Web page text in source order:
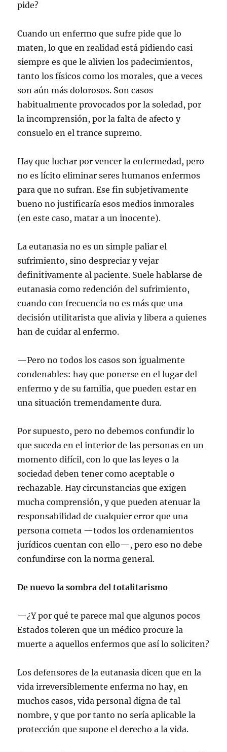
pide?
Cuando un enfermo que sufre pide que lo
maten, lo que en realidad está pidiendo casi
siempre es que le alivien los padecimientos,
tanto los físicos como los morales, que a veces
son aún más dolorosos. Son casos
habitualmente provocados por la soledad, por
la incomprensión, por la falta de afecto y
consuelo en el trance supremo.
Hay que luchar por vencer la enfermedad, pero
no es lícito eliminar seres humanos enfermos
para que no sufran. Ese fin subjetivamente
bueno no justificaría esos medios inmorales
(en este caso, matar a un inocente).
La eutanasia no es un simple paliar el
sufrimiento, sino despreciar y vejar
definitivamente al paciente. Suele hablarse de
eutanasia como redención del sufrimiento,
cuando con frecuencia no es más que una
decisión utilitarista que alivia y libera a quienes
han de cuidar al enfermo.
—Pero no todos los casos son igualmente
condenables: hay que ponerse en el lugar del
enfermo y de su familia, que pueden estar en
una situación tremendamente dura.
Por supuesto, pero no debemos confundir lo
que suceda en el interior de las personas en un
momento difícil, con lo que las leyes o la
sociedad deben tener como aceptable o
rechazable. Hay circunstancias que exigen
mucha comprensión, y que pueden atenuar la
responsabilidad de cualquier error que una
persona cometa —todos los ordenamientos
jurídicos cuentan con ello—, pero eso no debe
confundirse con la norma general.
De nuevo la sombra del totalitarismo
—¿Y por qué te parece mal que algunos pocos
Estados toleren que un médico procure la
muerte a aquellos enfermos que así lo soliciten?
Los defensores de la eutanasia dicen que en la
vida irreversiblemente enferma no hay, en
muchos casos, vida personal digna de tal
nombre, y que por tanto no sería aplicable la
protección que supone el derecho a la vida.